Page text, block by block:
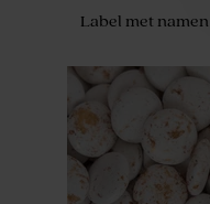
Label met
bloem
Label met